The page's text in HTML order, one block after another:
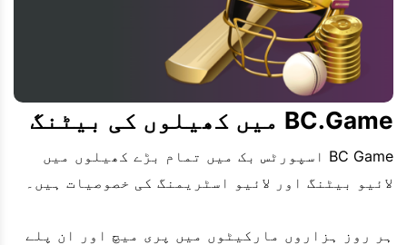
BC.Game میں کھیلوں کی بیٹنگ
BC Game اسپورٹس بک میں تمام بڑے کھیلوں میں
لائیو بیٹنگ اور لائیو اسٹریمنگ کی خصوصیات ہیں۔
ہر روز ہزاروں مارکیٹوں میں پری میچ اور ان پلے